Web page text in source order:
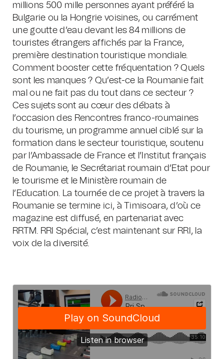
millions 500 mille personnes ayant préféré la
Bulgarie ou la Hongrie voisines, ou carrément
une goutte d’eau devant les 84 millions de
touristes étrangers affichés par la France,
première destination touristique mondiale.
Comment booster cette fréquentation ? Quels
sont les manques ? Qu’est-ce la Roumanie fait
mal ou ne fait pas du tout dans ce secteur ?
Ces sujets sont au cœur des débats à
l’occasion des Rencontres franco-roumaines
du tourisme, un programme annuel ciblé sur la
formation dans le secteur touristique, soutenu
par l’Ambassade de France et l’Institut français
de Roumanie, le Secrétariat roumain d’Etat pour
le tourisme et le Ministère roumain de
l’Education. La tournée de ce projet à travers la
Roumanie se termine ici, à Timisoara, d’où ce
magazine est diffusé, en partenariat avec
RRTM. RRI Spécial, c’est maintenant sur RRI, la
voix de la diversité.